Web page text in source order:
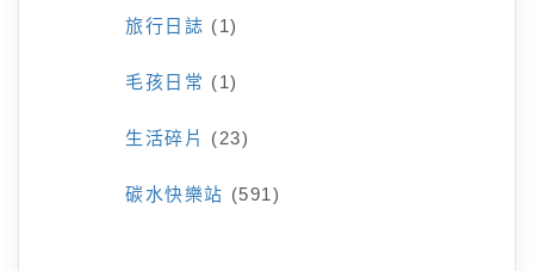
旅行日誌 (1)
毛孩日常 (1)
生活碎片 (23)
碳水快樂站 (591)